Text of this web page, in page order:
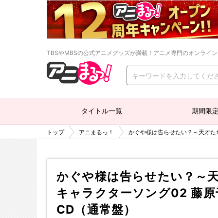
TBSやMBSの公式アニメグッズが満載！アニメ専門のオンライ
タイトル一覧 期間限
トップ アニまるっ！ かぐや様は告らせたい？～天才
かぐや様は告らせたい？～
キャラクターソング02 藤
CD（通常盤）